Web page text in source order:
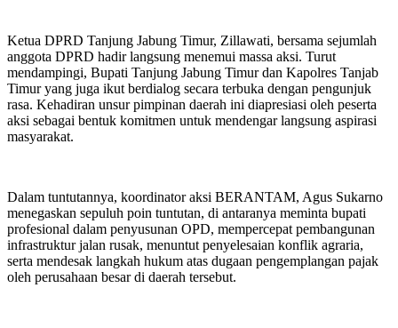
Ketua DPRD Tanjung Jabung Timur, Zillawati, bersama sejumlah
anggota DPRD hadir langsung menemui massa aksi. Turut
mendampingi, Bupati Tanjung Jabung Timur dan Kapolres Tanjab
Timur yang juga ikut berdialog secara terbuka dengan pengunjuk
rasa. Kehadiran unsur pimpinan daerah ini diapresiasi oleh peserta
aksi sebagai bentuk komitmen untuk mendengar langsung aspirasi
masyarakat.
Dalam tuntutannya, koordinator aksi BERANTAM, Agus Sukarno
menegaskan sepuluh poin tuntutan, di antaranya meminta bupati
profesional dalam penyusunan OPD, mempercepat pembangunan
infrastruktur jalan rusak, menuntut penyelesaian konflik agraria,
serta mendesak langkah hukum atas dugaan pengemplangan pajak
oleh perusahaan besar di daerah tersebut.